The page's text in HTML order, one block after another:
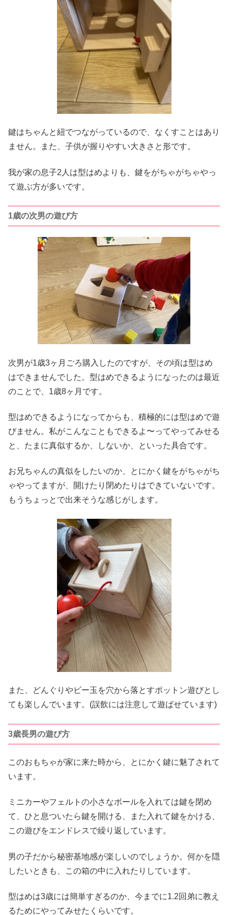
鍵はちゃんと紐でつながっているので、なくすことはあり
ません。また、子供が握りやすい大きさと形です。
我が家の息子2人は型はめよりも、鍵をがちゃがちゃやっ
て遊ぶ方が多いです。
1歳の次男の遊び方
次男が1歳3ヶ月ごろ購入したのですが、その頃は型はめ
はできませんでした。型はめできるようになったのは最近
のことで、1歳8ヶ月です。
型はめできるようになってからも、積極的には型はめで遊
びません。私がこんなこともできるよ〜ってやってみせる
と、たまに真似するか、しないか、といった具合です。
お兄ちゃんの真似をしたいのか、とにかく鍵をがちゃがち
ゃやってますが、開けたり閉めたりはできていないです。
もうちょっとで出来そうな感じがします。
また、どんぐりやビー玉を穴から落とすポットン遊びとし
ても楽しんでいます。(誤飲には注意して遊ばせています)
3歳長男の遊び方
このおもちゃが家に来た時から、とにかく鍵に魅了されて
います。
ミニカーやフェルトの小さなボールを入れては鍵を閉め
て、ひと息ついたら鍵を開ける、また入れて鍵をかける、
この遊びをエンドレスで繰り返しています。
男の子だから秘密基地感が楽しいのでしょうか。何かを隠
したいときも、この箱の中に入れたりしています。
型はめは3歳には簡単すぎるのか、今までに1.2回弟に教え
るためにやってみせたくらいです。